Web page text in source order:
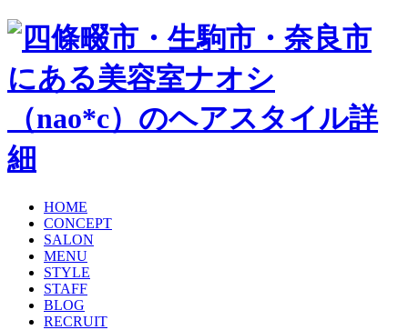
HOME
CONCEPT
SALON
MENU
STYLE
STAFF
BLOG
RECRUIT